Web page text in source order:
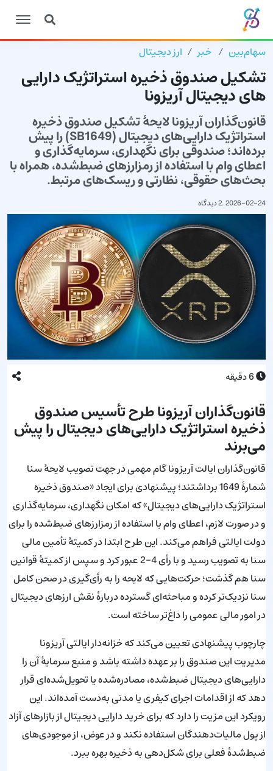
سهام‌بین خبر ارز دیجیتال
تشکیل صندوق ذخیره استراتژیک دارایی
های دیجیتال آریزونا
قانون‌گذاران آریزونا لایحهٔ تشکیل صندوق ذخیره
استراتژیک دارایی‌های دیجیتال (SB1649) را پیش
برده‌اند؛ صندوقی برای نگهداری، سرمایه‌گذاری و
اعطای وام با استفاده از رمزارزهای ضبط‌شده، همراه با
بحث‌های حقوقی، نظارتی و ریسک‌های مرتبط.
2026-02-24
.2 دیدگاه
6دقیقه
قانون‌گذاران آریزونا طرح تأسیس صندوق
ذخیره استراتژیک دارایی‌های دیجیتال را پیش
می‌برند
قانون‌گذاران ایالت آریزونا گام مهمی در جهت تصویب لایحهٔ سنا
شمارهٔ 1649 برداشتند؛ پیشنهادی برای ایجاد «صندوق ذخیره
استراتژیک دارایی‌های دیجیتال» که امکان نگهداری، سرمایه‌گذاری
و در صورت لازم، اعطای وام با استفاده از رمزارزهای ضبط‌شده را برای
دولت ایالتی فراهم می‌کند. این طرح ابتدا در کمیتهٔ تأمین مالی
سنا به تصویب رسید و با رأی 4–2 عبور کرد و سپس از کمیتهٔ قوانین
سنا هم گذشت؛ حرکت‌هایی که لایحه را به رأی‌گیری در صحن کامل
سنا نزدیک‌تر کرده و مباحثه‌ای گسترده دربارهٔ نقش ارزهای دیجیتال
در امور مالی عمومی را داغ‌تر ساخته است.
چارچوب پیشنهادی تعیین می‌کند که خزانه‌دار ایالتی آریزونا
مدیریت این صندوق را بر عهده داشته باشد و منبع سرمایهٔ آن را
دارایی‌های دیجیتال ضبط‌شده، مصادره‌شده یا تحویل‌شده‌ای قرار
دهد که از اقدامات اجرای کیفری یا مدنی به‌دست آمده‌اند. این
رویکرد این مزیت را دارد که برای خرید دارایی دیجیتال از بازارهای آزاد
از پول مالیات‌دهندگان استفاده نکند و در عوض، از موجودی‌های
ضبط‌شدهٔ فعلی برای شکل‌دهی به ذخیره بهره ببرد.